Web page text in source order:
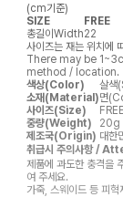
(cm기준)
SIZE
FREE
총길이Width22
사이즈는 재는 위치에
There may be
method / location.
색상(Color)
살색
소재(Material)면
사이즈(Size)
중량(Weight)
20g
제조국(Origin) 대한
취급시 주의사항 /
제품에 과도한 충격을
여 주세요.
가죽, 스웨이드 등 피